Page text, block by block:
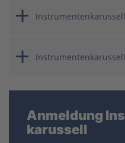
Anmeldung
karussell